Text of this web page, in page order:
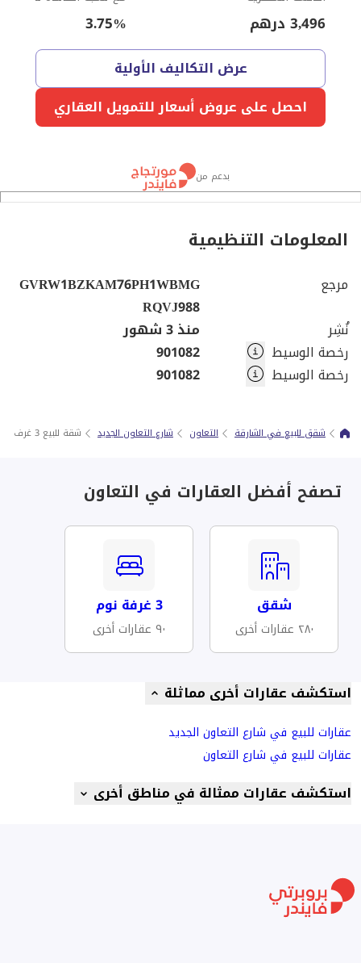
3,496 درهم 3.75%
عرض التكاليف الأولية
احصل على عروض أسعار للتمويل العقاري
بدعم من
المعلومات التنظيمية
مرجع
GVRW1BZKAM76PH1WBMG
RQVJ988
نُشِر
منذ 3 شهور
رخصة الوسيط
901082
رخصة الوسيط
901082
شقق للبيع في الشارقة التعاون شارع التعاون الجديد شقة للبيع 3 غرف و صالة في التعاون
تصفح أفضل العقارات في التعاون
شقق
٢٨٠ عقارات أخرى
3 غرفة نوم
٩٠ عقارات أخرى
استكشف عقارات أخرى مماثلة
عقارات للبيع في شارع التعاون الجديد
عقارات للبيع في شارع التعاون
استكشف عقارات ممثالة في مناطق أخرى